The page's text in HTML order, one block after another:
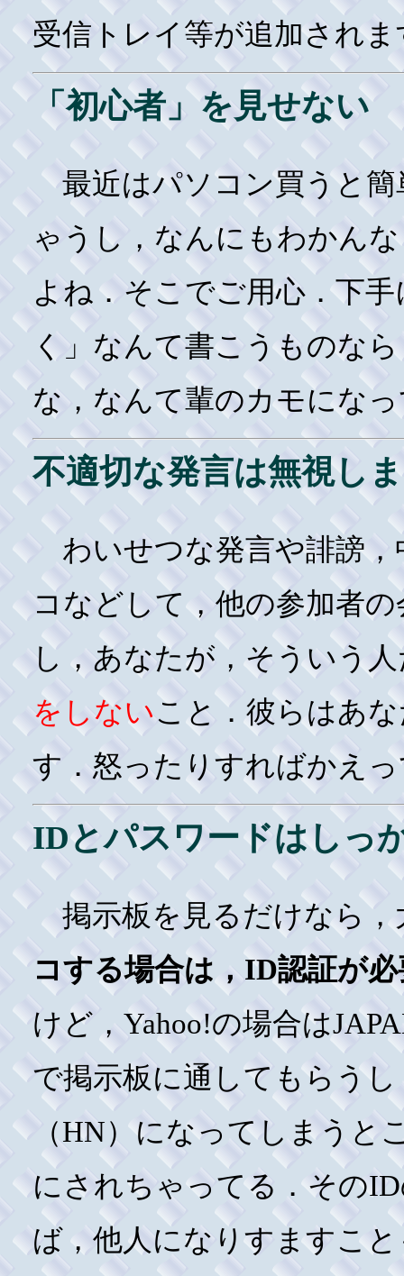
受信トレイ等が追加されま
「初心者」を見せない
最近はパソコン買うと簡
ゃうし，なんにもわかん
よね．そこでご用心．下
く」なんて書こうものな
な，なんて輩のカモにな
不適切な発言は無視し
わいせつな発言や誹謗，
コなどして，他の参加者
し，あなたが，そういう
をしないこと．彼らはあ
す．怒ったりすればかえ
IDとパスワードはしっ
掲示板を見るだけなら，
コする場合は，ID認証が
けど，Yahoo!の場合は
で掲示板に通してもらう
（HN）になってしまうと
にされちゃってる．その
ば，他人になりすますこ